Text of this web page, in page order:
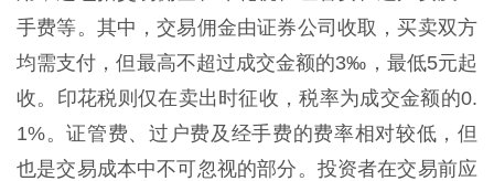
手费等。其中，交易佣金由证券公司收取，买卖双方
均需支付，但最高不超过成交金额的3‰，最低5元起
收。印花税则仅在卖出时征收，税率为成交金额的0.
1%。证管费、过户费及经手费的费率相对较低，但
也是交易成本中不可忽视的部分。投资者在交易前应